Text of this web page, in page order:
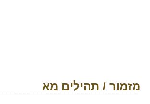
מזמור / תהילים מא